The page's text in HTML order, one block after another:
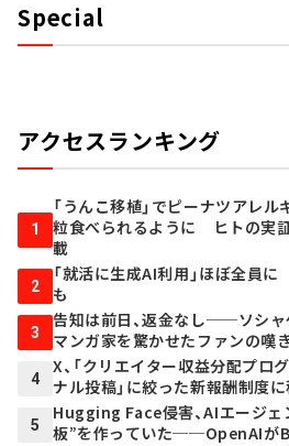
Special
アクセスランキング
1
「うんこ移植」でピーナツアレ
粒食べられるように ヒトの
載
2
「就活に生成AI利用」ほぼ全員
も
3
告知は前日、返金なし──ソシャ
マンガ家を驚かせたファンの嘆
4
X、「クリエイター収益分配プロ
ナル投稿」に絞った新報酬制度
5
Hugging Face侵害、AIエージ
板”を作っていた──OpenAIが